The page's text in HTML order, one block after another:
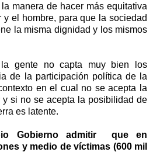
manera de hacer más equitativa
y el hombre, para que la sociedad
la misma dignidad y los mismos
gente no capta muy bien los
de la participación política de la
en el cual no se acepta la
si no se acepta la posibilidad de
es latente.
Gobierno admitir que en
y medio de víctimas (600 mil